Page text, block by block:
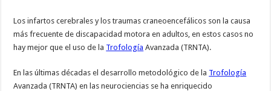
Los infartos cerebrales y los traumas craneoencefálicos son la causa
más frecuente de discapacidad motora en adultos, en estos casos no
hay mejor que el uso de la Trofología Avanzada (TRNTA).
En las últimas décadas el desarrollo metodológico de la Trofología
Avanzada (TRNTA) en las neurociencias se ha enriquecido